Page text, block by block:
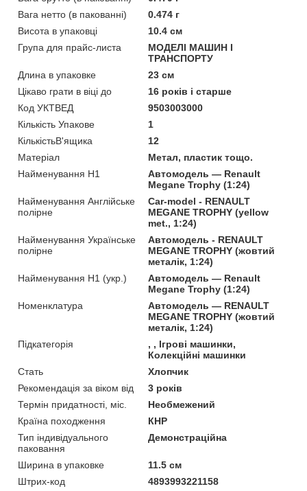
Вага нетто (в пакованні)
0.474 г
Висота в упаковці
10.4 см
Група для прайс-листа
МОДЕЛІ МАШИН І
ТРАНСПОРТУ
Длина в упаковке
23 см
Цікаво грати в віці до
16 років і старше
Код УКТВЕД
9503003000
Кількість Упакове
1
КількістьВ'ящика
12
Матеріал
Метал, пластик тощо.
Найменування Н1
Автомодель — Renault
Megane Trophy (1:24)
Найменування Англійське
полірне
Car-model - RENAULT
MEGANE TROPHY (yellow
met., 1:24)
Найменування Українське
полірне
Автомодель - RENAULT
MEGANE TROPHY (жовтий
металік, 1:24)
Найменування Н1 (укр.)
Автомодель — Renault
Megane Trophy (1:24)
Номенклатура
Автомодель — RENAULT
MEGANE TROPHY (жовтий
металік, 1:24)
Підкатегорія
, , Ігрові машинки,
Колекційні машинки
Стать
Хлопчик
Рекомендація за віком від
3 років
Термін придатності, міс.
Необмежений
Країна походження
КНР
Тип індивідуального
паковання
Демонстраційна
Ширина в упаковке
11.5 см
Штрих-код
4893993221158